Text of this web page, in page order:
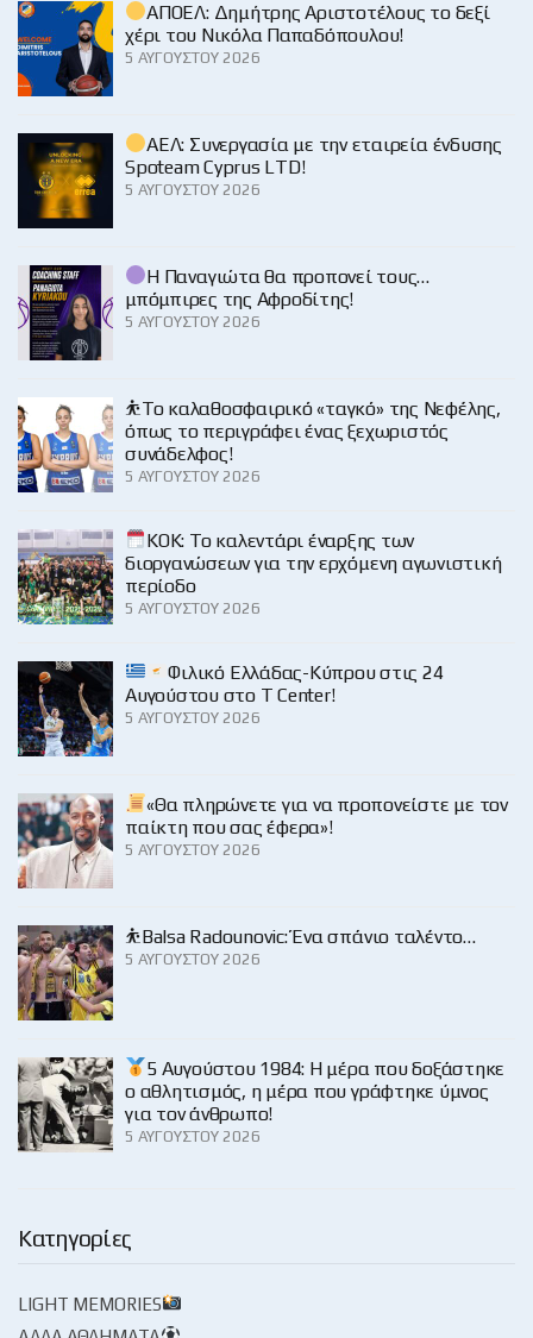
ΑΠΟΕΛ: Δημήτρης Αριστοτέλους το δεξί
χέρι του Νικόλα Παπαδόπουλου!
5 ΑΥΓΟΎΣΤΟΥ 2026
ΑΕΛ: Συνεργασία με την εταιρεία ένδυσης
Spoteam Cyprus LTD!
5 ΑΥΓΟΎΣΤΟΥ 2026
Η Παναγιώτα θα προπονεί τους…
μπόμπιρες της Αφροδίτης!
5 ΑΥΓΟΎΣΤΟΥ 2026
⛹️‍Το καλαθοσφαιρικό «ταγκό» της Νεφέλης,
όπως το περιγράφει ένας ξεχωριστός
συνάδελφος!
5 ΑΥΓΟΎΣΤΟΥ 2026
KOK: Το καλεντάρι έναρξης των
διοργανώσεων για την ερχόμενη αγωνιστική
περίοδο
5 ΑΥΓΟΎΣΤΟΥ 2026
Φιλικό Ελλάδας-Κύπρου στις 24
Αυγούστου στο Τ Center!
5 ΑΥΓΟΎΣΤΟΥ 2026
«Θα πληρώνετε για να προπονείστε με τον
παίκτη που σας έφερα»!
5 ΑΥΓΟΎΣΤΟΥ 2026
⛹️Balsa Radounovic: Ένα σπάνιο ταλέντο…
5 ΑΥΓΟΎΣΤΟΥ 2026
5 Αυγούστου 1984: Η μέρα που δοξάστηκε
ο αθλητισμός, η μέρα που γράφτηκε ύμνος
για τον άνθρωπο!
5 ΑΥΓΟΎΣΤΟΥ 2026
Κατηγορίες
LIGHT MEMORIES